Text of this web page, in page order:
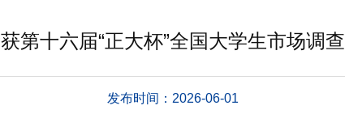
第十六届“正大杯”全国大学生市场调
发布时间：2026-06-01